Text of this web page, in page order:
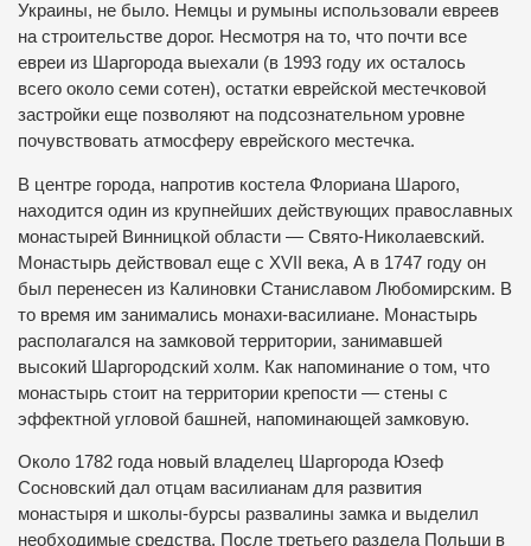
Украины, не было. Немцы и румыны использовали евреев
на строительстве дорог. Несмотря на то, что почти все
евреи из Шаргорода выехали (в 1993 году их осталось
всего около семи сотен), остатки еврейской местечковой
застройки еще позволяют на подсознательном уровне
почувствовать атмосферу еврейского местечка.
В центре города, напротив костела Флориана Шарого,
находится один из крупнейших действующих православных
монастырей Винницкой области — Свято-Николаевский.
Монастырь действовал еще с XVII века, А в 1747 году он
был перенесен из Калиновки Станиславом Любомирским. В
то время им занимались монахи-василиане. Монастырь
располагался на замковой территории, занимавшей
высокий Шаргородский холм. Как напоминание о том, что
монастырь стоит на территории крепости — стены с
эффектной угловой башней, напоминающей замковую.
Около 1782 года новый владелец Шаргорода Юзеф
Сосновский дал отцам василианам для развития
монастыря и школы-бурсы развалины замка и выделил
необходимые средства. После третьего раздела Польши в